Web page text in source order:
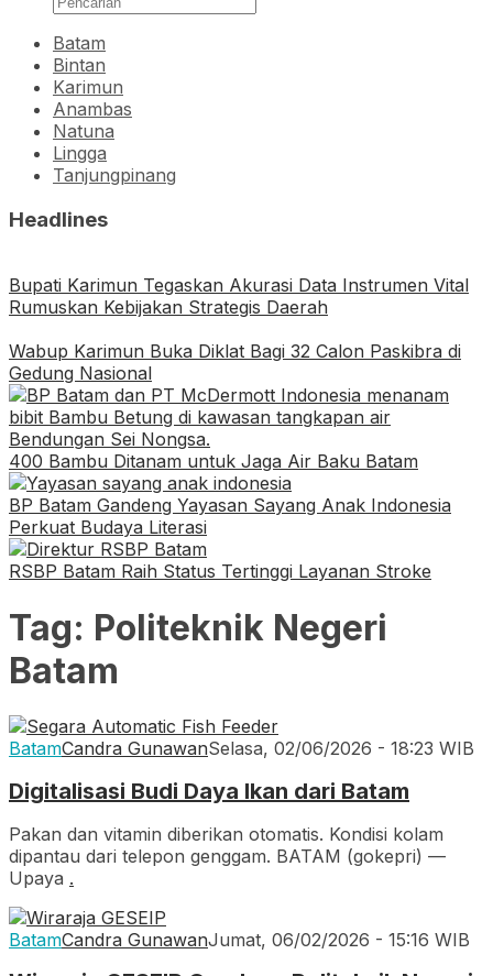
Batam
Bintan
Karimun
Anambas
Natuna
Lingga
Tanjungpinang
Headlines
Bupati Karimun Tegaskan Akurasi Data Instrumen Vital
Rumuskan Kebijakan Strategis Daerah
Wabup Karimun Buka Diklat Bagi 32 Calon Paskibra di
Gedung Nasional
400 Bambu Ditanam untuk Jaga Air Baku Batam
BP Batam Gandeng Yayasan Sayang Anak Indonesia
Perkuat Budaya Literasi
RSBP Batam Raih Status Tertinggi Layanan Stroke
Tag: Politeknik Negeri
Batam
BatamCandra GunawanSelasa, 02/06/2026 - 18:23 WIB
Digitalisasi Budi Daya Ikan dari Batam
Pakan dan vitamin diberikan otomatis. Kondisi kolam
dipantau dari telepon genggam. BATAM (gokepri) —
Upaya .
BatamCandra GunawanJumat, 06/02/2026 - 15:16 WIB